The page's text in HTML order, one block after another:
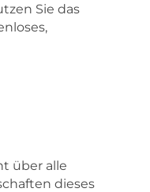
Sie das
über alle
dieses